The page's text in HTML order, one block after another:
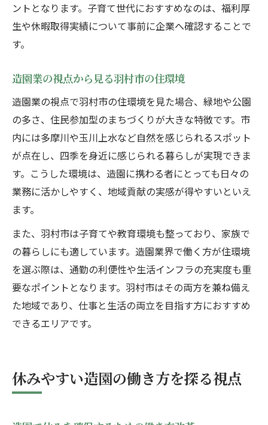
ントとなります。子育て世代におすすめなのは、福利厚
生や休暇取得実績について事前に企業へ確認することで
す。
造園業の視点から見る羽村市の住環境
造園業の視点で羽村市の住環境を見た場合、緑地や公園
の多さ、住民参加型のまちづくりが大きな特徴です。市
内には多摩川や玉川上水など自然を感じられるスポット
が点在し、四季を身近に感じられる暮らしが実現できま
す。こうした環境は、造園に携わる者にとっても日々の
業務に活かしやすく、地域貢献の実感が得やすいといえ
ます。
また、羽村市は子育てや教育環境も整っており、家族で
の暮らしにも適しています。造園業界で働く方が住環境
を選ぶ際は、通勤の利便性や生活インフラの充実度も重
要なポイントとなります。羽村市はその両方を兼ね備え
た地域であり、仕事と生活の両立を目指す方におすすめ
できるエリアです。
休みやすい造園の働き方を探る視点